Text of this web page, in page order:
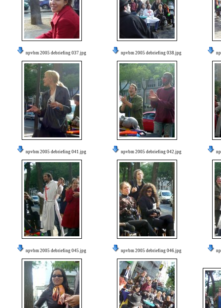
npvbm 2005 debriefing 037.jpg npvbm 2005 debriefing 038.jpg
npvbm 2005 debriefing 041.jpg npvbm 2005 debriefing 042.jpg
npvbm 2005 debriefing 045.jpg npvbm 2005 debriefing 046.jpg